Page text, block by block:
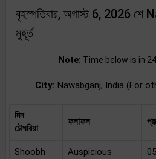
বৃহস্পতিবার, অগাস্ট 6, 2026 শে
মুহূর্ত
Note: Time below is in
City: Nawabganj, India (For
দিন
চৌঘরিয়া
ফলাফল
Shoobh Auspicious